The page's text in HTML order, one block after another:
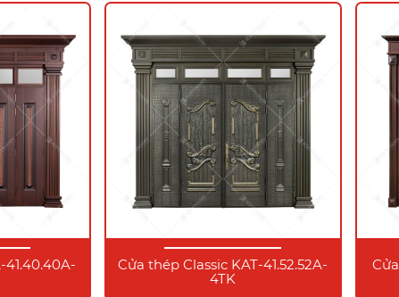
41.40.40A-
Cửa thép Classic KAT-41.52.52A-
4TK